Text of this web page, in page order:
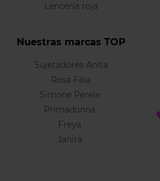
Lencería roja
Nuestras marcas TOP
Sujetadores Anita
Rosa Faia
Simone Perele
Primadonna
Freya
Janira